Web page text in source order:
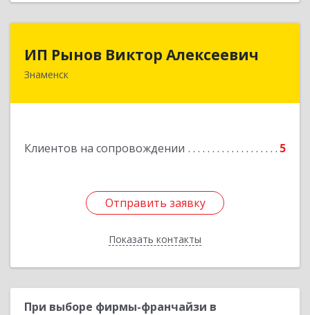
ИП Рынов Виктор Алексеевич
Знаменск
Клиентов на сопровождении 5
Отправить заявку
Показать контакты
Отправить заявку
Назад
При выборе фирмы-франчайзи в